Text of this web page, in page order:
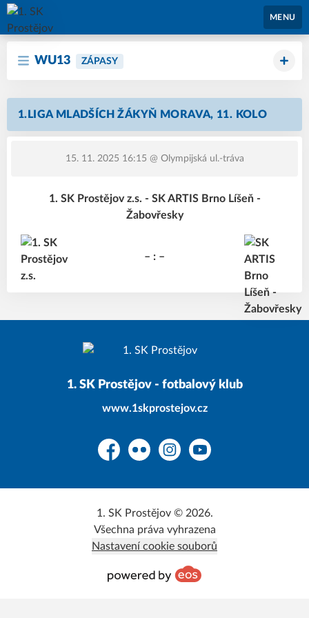
1. SK Prostějov
MENU
WU13 ZÁPASY
1.LIGA MLADŠÍCH ŽÁKYŇ MORAVA, 11. KOLO
15. 11. 2025 16:15 @ Olympijská ul.-tráva
1. SK Prostějov z.s. - SK ARTIS Brno Líšeň -
Žabovřesky
– : –
1. SK Prostějov - fotbalový klub
www.1skprostejov.cz
FacebookFlickr InstagramYouTube
1. SK Prostějov © 2026.
Všechna práva vyhrazena
Nastavení cookie souborů